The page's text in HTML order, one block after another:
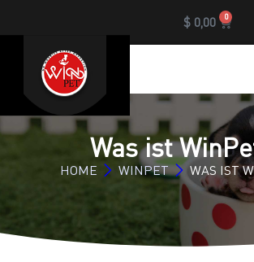
$0,00 0
Was ist
HOME WINPET WAS IST